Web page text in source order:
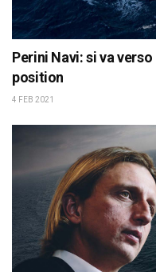
Perini Navi: si va
position
4 FEB 2021